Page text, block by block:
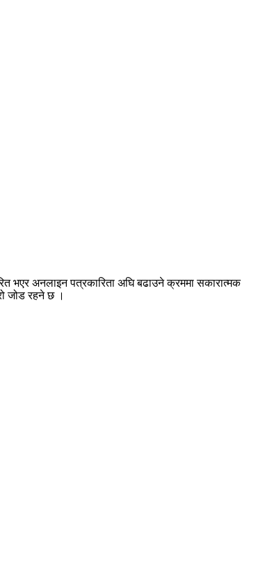
भएर अनलाइन पत्रकारिता अघि बढाउने क्रममा सकारात्मक
जोड रहने छ ।